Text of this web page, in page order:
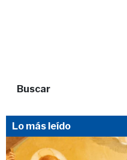
Buscar
Lo más leído